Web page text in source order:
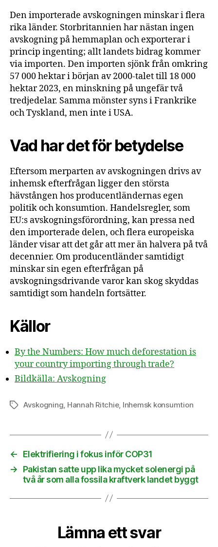
Den importerade avskogningen minskar i flera
rika länder. Storbritannien har nästan ingen
avskogning på hemmaplan och exporterar i
princip ingenting; allt landets bidrag kommer
via importen. Den importen sjönk från omkring
57 000 hektar i början av 2000-talet till 18 000
hektar 2023, en minskning på ungefär två
tredjedelar. Samma mönster syns i Frankrike
och Tyskland, men inte i USA.
Vad har det för betydelse
Eftersom merparten av avskogningen drivs av
inhemsk efterfrågan ligger den största
hävstången hos producentländernas egen
politik och konsumtion. Handelsregler, som
EU:s avskogningsförordning, kan pressa ned
den importerade delen, och flera europeiska
länder visar att det går att mer än halvera på två
decennier. Om producentländer samtidigt
minskar sin egen efterfrågan på
avskogningsdrivande varor kan skog skyddas
samtidigt som handeln fortsätter.
Källor
By the Numbers: How much deforestation is
your country importing through trade?
Bildkälla: Avskogning
EtiketterAvskogning Hannah Ritchie, Inhemsk konsumtion
←
Elektrifiering i fokus inför COP31
→
Pakistan satte upp lika mycket solenergi på
två år som alla fossila kraftverk landet byggt
Lämna ett svar